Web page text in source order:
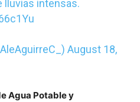
lluvias intensas.
August 18,
Agua Potable y